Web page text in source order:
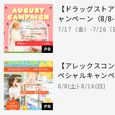
PR
【ドラッグスト
ャンペーン（8/8-
7/17（金）-7/26（
PR
【アレックスコ
ペシャルキャン
8/8(土)-8/16(日)